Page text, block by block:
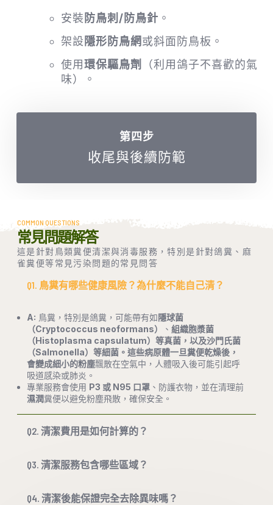
安裝 防鳥刺/防鳥針 。
架設 隱形防鳥網或斜面防鳥板。
使用環保驅鳥劑
（利用鴿子不喜歡的氣
味）。
第四步
收尾與後續防範
COMMON QUESTIONS
常見問題解答
這是針對鳥類糞便清潔與消毒服務，特別是針對鴿糞、麻
雀糞便等常見污染問題的常見問答
Q1. 鳥糞有哪些健康風險？為什麼不能自己清？
A: 鳥糞，特別是鴿糞，可能帶有如隱球菌
（Cryptococcus neoformans）
、 組織胞漿菌
（Histoplasma capsulatum）等真菌，以及沙門氏菌
（Salmonella）等細菌。這些病原體一旦糞便乾燥後，
會變成細小的粉塵飄散在空氣中，人體吸入後可能引起呼
吸道感染或肺炎。
專業服務會使用 P3 或 N95 口罩 、防護衣物，並在清理前
濕潤糞便以避免粉塵飛散，確保安全。
Q2. 清潔費用是如何計算的？
Q3. 清潔服務包含哪些區域？
Q4. 清潔後能保證完全去除異味嗎？